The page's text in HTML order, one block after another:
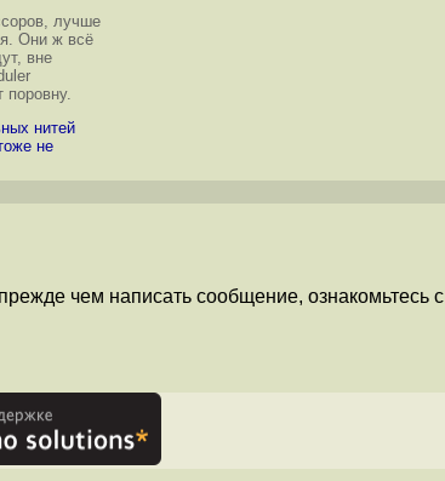
лучше
Они ж всё
вне
поровну.
нитей
не
чем написать сообщение, ознакомьтесь с